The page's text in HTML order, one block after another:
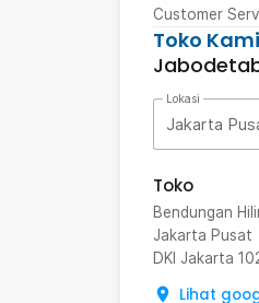
Customer
Toko Kami
Lokasi
Jakarta
Toko
Bendungan
Jakarta Pusat
DKI Jakarta
Lihat